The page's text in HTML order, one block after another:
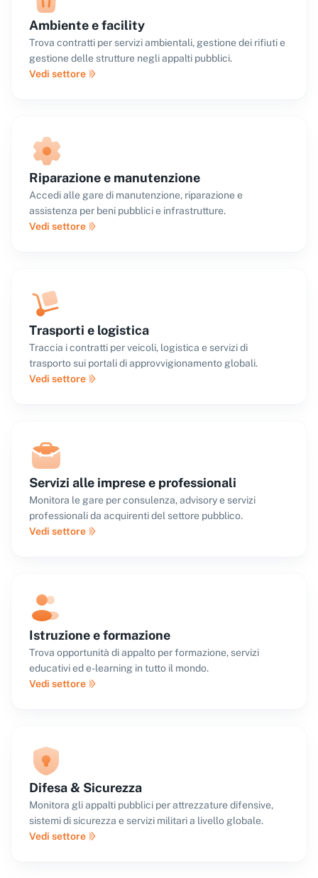
Ambiente e facility
Trova contratti per servizi ambientali, gestione dei rifiuti e
gestione delle strutture negli appalti pubblici.
Vedi settore
Riparazione e manutenzione
Accedi alle gare di manutenzione, riparazione e
assistenza per beni pubblici e infrastrutture.
Vedi settore
Trasporti e logistica
Traccia i contratti per veicoli, logistica e servizi di
trasporto sui portali di approvvigionamento globali.
Vedi settore
Servizi alle imprese e professionali
Monitora le gare per consulenza, advisory e servizi
professionali da acquirenti del settore pubblico.
Vedi settore
Istruzione e formazione
Trova opportunità di appalto per formazione, servizi
educativi ed e-learning in tutto il mondo.
Vedi settore
Difesa & Sicurezza
Monitora gli appalti pubblici per attrezzature difensive,
sistemi di sicurezza e servizi militari a livello globale.
Vedi settore